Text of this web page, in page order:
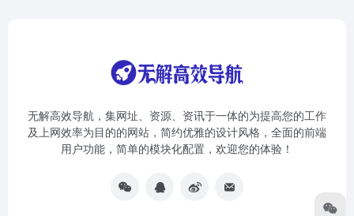
无解高效导航，集网址、资源、资讯于一体的为提高您的工作
及上网效率为目的的网站，简约优雅的设计风格，全面的前端
用户功能，简单的模块化配置，欢迎您的体验！